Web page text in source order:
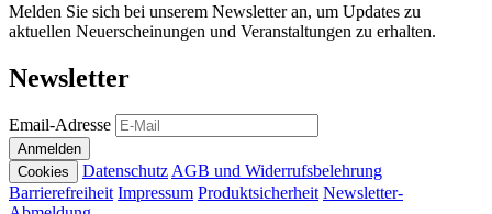
Melden Sie sich bei unserem Newsletter an, um Updates zu
aktuellen Neuerscheinungen und Veranstaltungen zu erhalten.
Newsletter
Email-Adresse
Anmelden
Cookies
DatenschutzAGB und Widerrufsbelehrung
Barrierefreiheit Impressum Produktsicherheit Newsletter-